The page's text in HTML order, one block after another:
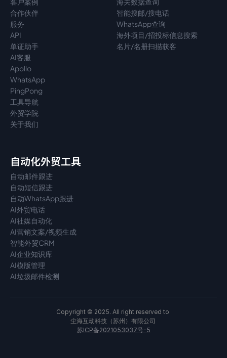
合作伙伴
服务
API
单证助手
AI客服
Apollo
WhatsApp
PingPong
工具导航
外贸学院
关于我们
智能搜邮/搜电话
WhatsApp查询
海外项目/招投标信息搜索
名片/名册扫描获客
自动化外贸工具
自动邮件跟进
自动短信跟进
自动WhatsApp跟进
AI外贸电话
AI社媒自动化
AI营销文案/视频生成
智能外贸CRM
AI企业知识库
AI模版管理
AI垃圾邮件检测
Copyright © 2025. All right reserved to
尘海互动科技（苏州）有限公司
苏ICP备2021053037号-5